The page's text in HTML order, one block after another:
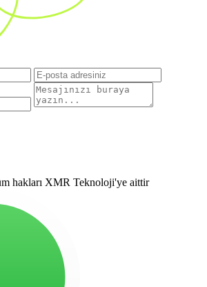
hakları XMR Teknoloji'ye aittir